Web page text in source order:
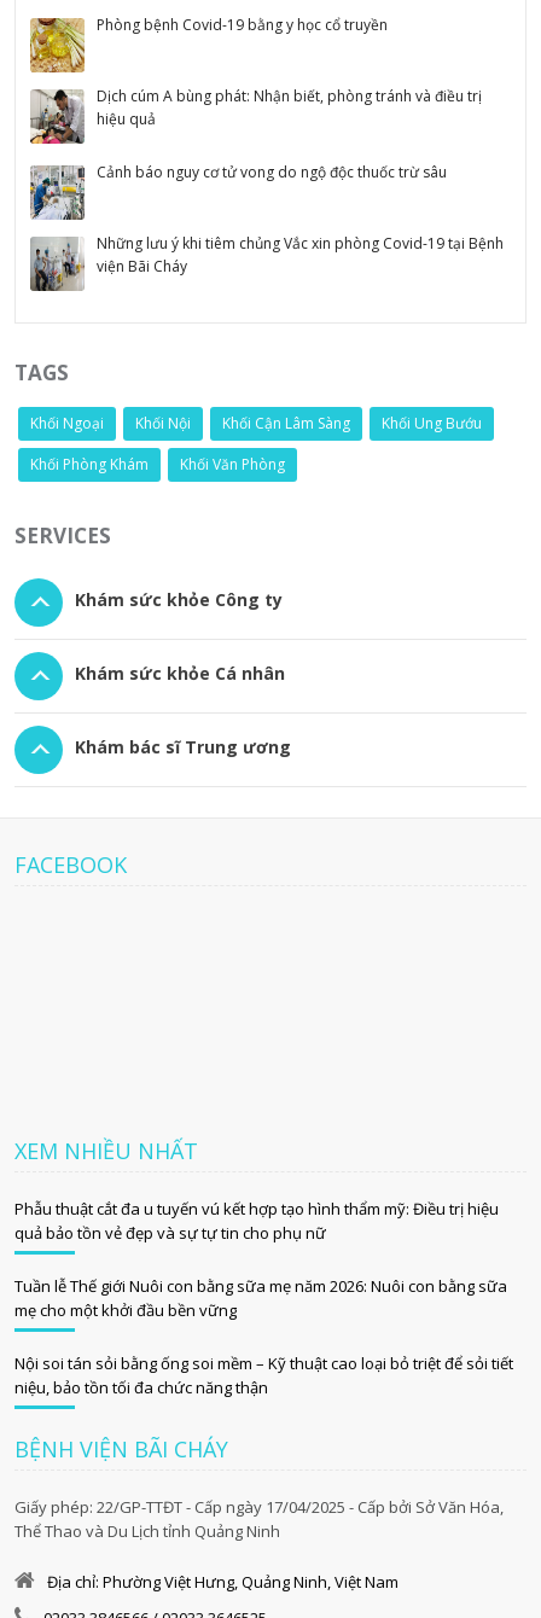
Phòng bệnh Covid-19 bằng y học cổ truyền
Dịch cúm A bùng phát: Nhận biết, phòng tránh và điều trị
hiệu quả
Cảnh báo nguy cơ tử vong do ngộ độc thuốc trừ sâu
Những lưu ý khi tiêm chủng Vắc xin phòng Covid-19 tại Bệnh
viện Bãi Cháy
TAGS
Khối Ngoại Khối Nội Khối Cận Lâm Sàng
Khối Ung Bướu
Khối Phòng Khám
Khối Văn Phòng
SERVICES
Khám sức khỏe Công ty
Khám sức khỏe Cá nhân
Khám bác sĩ Trung ương
FACEBOOK
XEM NHIỀU NHẤT
Phẫu thuật cắt đa u tuyến vú kết hợp tạo hình thẩm mỹ: Điều trị hiệu
quả bảo tồn vẻ đẹp và sự tự tin cho phụ nữ
Tuần lễ Thế giới Nuôi con bằng sữa mẹ năm 2026: Nuôi con bằng sữa
mẹ cho một khởi đầu bền vững
Nội soi tán sỏi bằng ống soi mềm – Kỹ thuật cao loại bỏ triệt để sỏi tiết
niệu, bảo tồn tối đa chức năng thận
BỆNH VIỆN BÃI CHÁY
Giấy phép: 22/GP-TTĐT - Cấp ngày 17/04/2025 - Cấp bởi Sở Văn Hóa,
Thể Thao và Du Lịch tỉnh Quảng Ninh
Địa chỉ: Phường Việt Hưng, Quảng Ninh, Việt Nam